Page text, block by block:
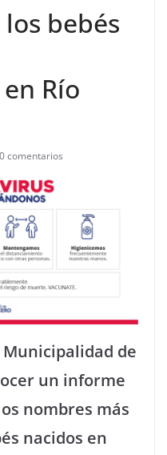
bebés
Río
0 comentarios
Municipalidad de
un informe
nombres más
nacidos en